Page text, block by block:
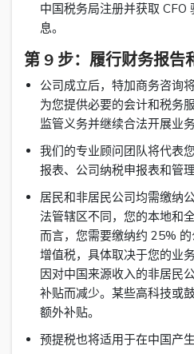
中国税务局注册并获取 CFO
息。
第 9 步：履行财务报告
公司成立后，特加商务咨询
为您提供必要的会计和税务
监管义务并继续合法开展业务
我们的专业顾问团队将代表
报表、公司纳税申报表和管理
居民和非居民公司均需缴纳
法管辖区不同，您的本地和
而言，您需要缴纳约 25%
增值税，具体取决于您的业
因对中国来源收入的非居民
补贴而减少。某些高科技或
额外补贴。
预提税也将适用于在中国产